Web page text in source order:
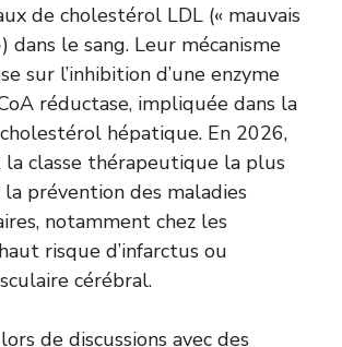
de cholestérol LDL (« mauvais
dans le sang. Leur mécanisme
sur l’inhibition d’une enzyme
réductase, impliquée dans la
hépatique. En 2026,
classe thérapeutique la plus
prévention des maladies
notamment chez les
risque d’infarctus ou
cérébral.
lors de discussions avec des